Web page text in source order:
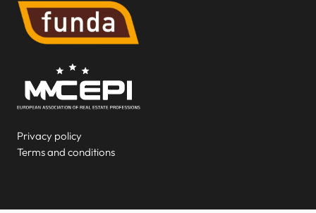
Privacy policy
Terms and conditions